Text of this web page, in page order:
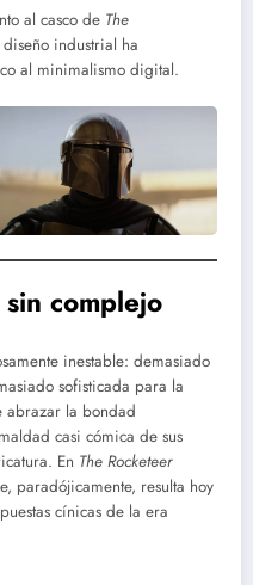
al casco de The
industrial ha
al minimalismo digital.
complejo
inestable: demasiado
sofisticada para la
abrazar la bondad
casi cómica de sus
En The Rocketeer
paradójicamente, resulta hoy
cínicas de la era